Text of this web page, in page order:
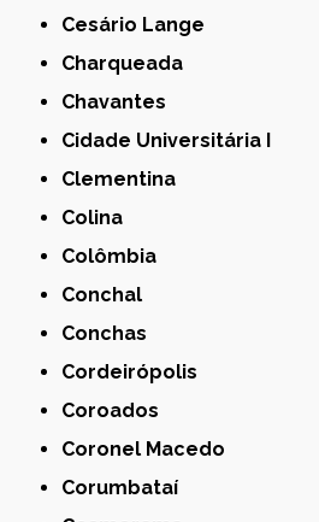
Cesário Lange
Charqueada
Chavantes
Cidade Universitária I
Clementina
Colina
Colômbia
Conchal
Conchas
Cordeirópolis
Coroados
Coronel Macedo
Corumbataí